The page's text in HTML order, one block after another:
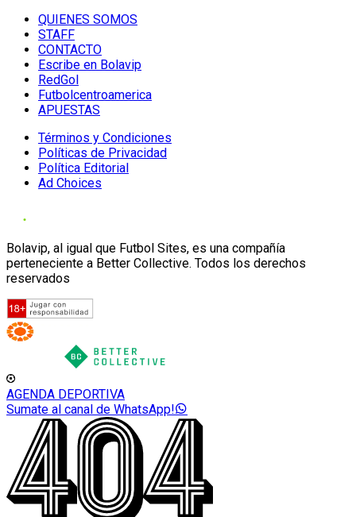
QUIENES SOMOS
STAFF
CONTACTO
Escribe en Bolavip
RedGol
Futbolcentroamerica
APUESTAS
Términos y Condiciones
Políticas de Privacidad
Política Editorial
Ad Choices
Bolavip, al igual que Futbol Sites, es una compañía
perteneciente a Better Collective. Todos los derechos
reservados
AGENDA DEPORTIVA
Sumate al canal de WhatsApp!